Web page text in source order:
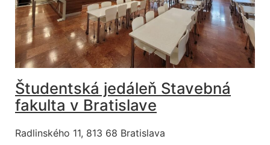
Študentská jedáleň Stavebná
fakulta v Bratislave
Radlinského 11, 813 68 Bratislava